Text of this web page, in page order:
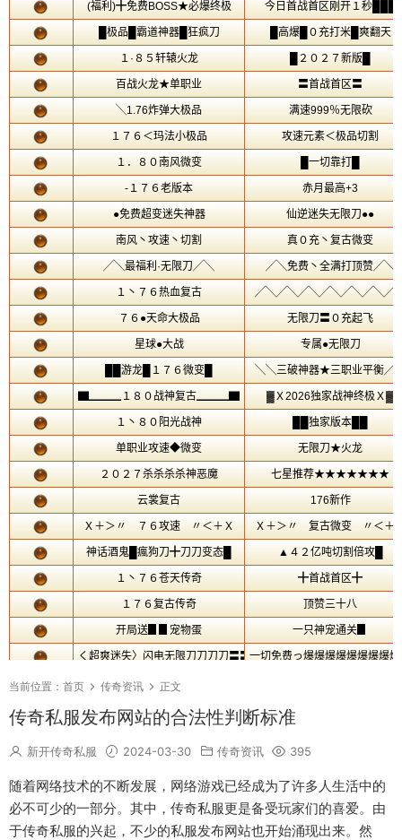
当前位置： 首页 传奇资讯 正文
传奇私服发布网站的合法性判断标准
新开传奇私服 2024-03-30 传奇资讯 395
随着网络技术的不断发展，网络游戏已经成为了许多人生活中的
必不可少的一部分。其中，传奇私服更是备受玩家们的喜爱。由
于传奇私服的兴起，不少的私服发布网站也开始涌现出来。然